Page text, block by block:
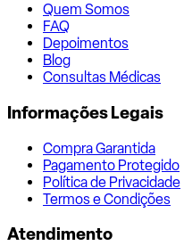
Quem Somos
FAQ
Depoimentos
Blog
Consultas Médicas
Informações Legais
Compra Garantida
Pagamento Protegido
Política de Privacidade
Termos e Condições
Atendimento